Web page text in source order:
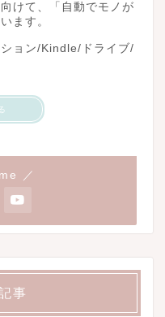
けて、「自動でモノが
ます。
ョン/Kindle/ドライブ/
／
事